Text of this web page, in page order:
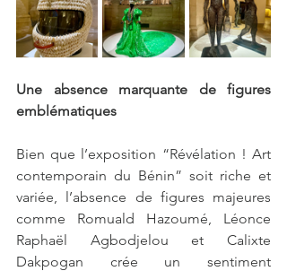
Une absence marquante de figures
emblématiques
Bien que l’exposition “Révélation ! Art
contemporain du Bénin” soit riche et
variée, l’absence de figures majeures
comme Romuald Hazoumé, Léonce
Raphaël Agbodjelou et Calixte
Dakpogan crée un sentiment